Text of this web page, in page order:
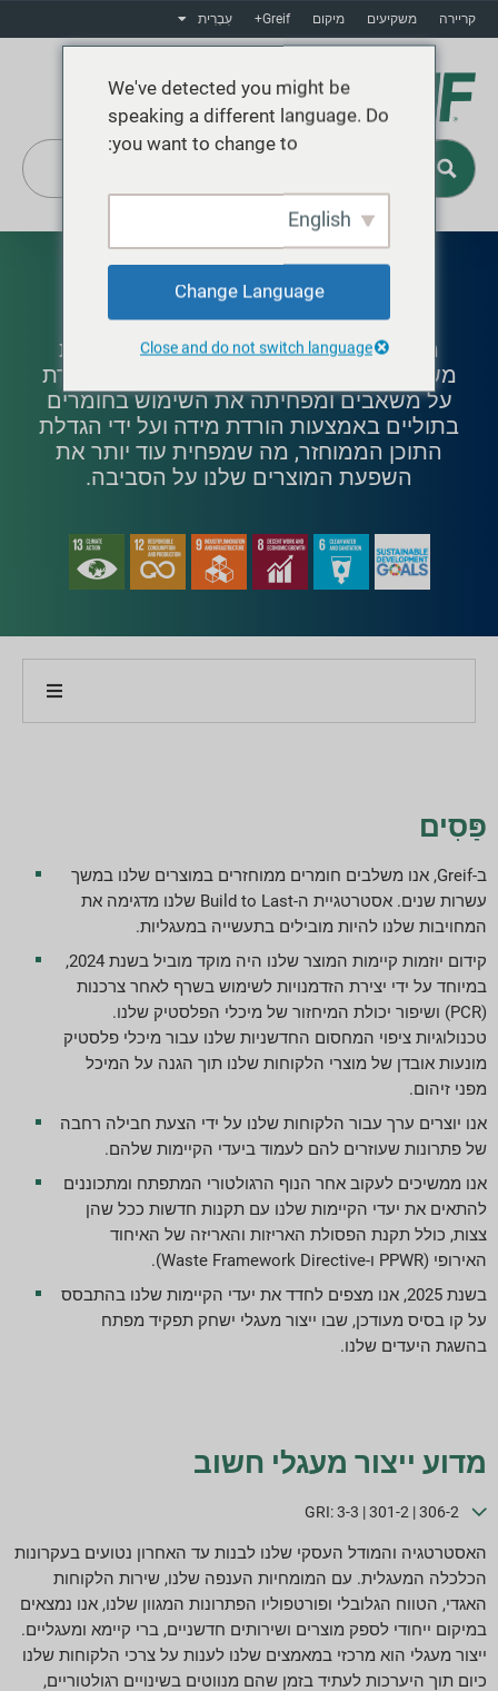
קריירה משקיעים מיקום Greif+ עִבְרִית
ייצור מעגלי
מחויבת לכלכלה מעגלית שמסיטה אריזות
משומשות ופסולת תפעולית ממזבלות, שומרת
על משאבים ומפחיתה את השימוש בחומרים
בתוליים באמצעות הורדת מידה ועל ידי הגדלת
התוכן הממוחזר, מה שמפחית עוד יותר את
השפעת המוצרים שלנו על הסביבה.
מטרות וביצועים
מדדי דיווח ESG
דווח על הורדות
פַּסִים
ב-Greif, אנו משלבים חומרים ממוחזרים במוצרים שלנו במשך
עשרות שנים. אסטרטגיית ה-Build to Last שלנו מדגימה את
המחויבות שלנו להיות מובילים בתעשייה במעגליות.
קידום יוזמות קיימות המוצר שלנו היה מוקד מוביל בשנת 2024,
במיוחד על ידי יצירת הזדמנויות לשימוש בשרף לאחר צרכנות
(PCR) ושיפור יכולת המיחזור של מיכלי הפלסטיק שלנו.
טכנולוגיות ציפוי המחסום החדשניות שלנו עבור מיכלי פלסטיק
מונעות אובדן של מוצרי הלקוחות שלנו תוך הגנה על המיכל
מפני זיהום.
אנו יוצרים ערך עבור הלקוחות שלנו על ידי הצעת חבילה רחבה
של פתרונות שעוזרים להם לעמוד ביעדי הקיימות שלהם.
אנו ממשיכים לעקוב אחר הנוף הרגולטורי המתפתח ומתכוננים
להתאים את יעדי הקיימות שלנו עם תקנות חדשות ככל שהן
צצות, כולל תקנת הפסולת האריזות והאריזה של האיחוד
האירופי (PPWR ו-Waste Framework Directive).
בשנת 2025, אנו מצפים לחדד את יעדי הקיימות שלנו בהתבסס
על קו בסיס מעודכן, שבו ייצור מעגלי ישחק תפקיד מפתח
בהשגת היעדים שלנו.
מדוע ייצור מעגלי חשוב
GRI: 3-3 | 301-2 | 306-2
האסטרטגיה והמודל העסקי שלנו לבנות עד האחרון נטועים בעקרונות
הכלכלה המעגלית. עם המומחיות הענפה שלנו, שירות הלקוחות
האגדי, הטווח הגלובלי ופורטפוליו הפתרונות המגוון שלנו, אנו נמצאים
במיקום ייחודי לספק מוצרים ושירותים חדשניים, ברי קיימא ומעגליים.
ייצור מעגלי הוא מרכזי במאמצים שלנו לענות על צרכי הלקוחות שלנו
כיום תוך היערכות לעתיד בזמן שהם מנווטים בשינויים רגולטוריים,
We've detected you might be
speaking a different language. Do
you want to change to:
English
Change Language
Close and do not switch language